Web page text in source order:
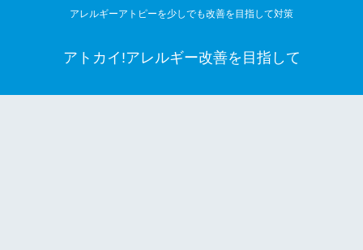
アレルギーアトピーを少しでも改善を目指して対策
アトカイ!アレルギー改善を目指して